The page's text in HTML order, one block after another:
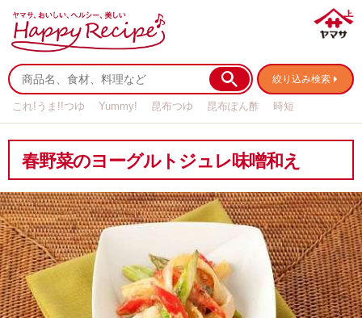
絞り込み検索
これ!うま!!つゆ Yummy! 昆布つゆ 昆布ぽん酢
時短
春野菜のヨーグルトジュレ味噌和え